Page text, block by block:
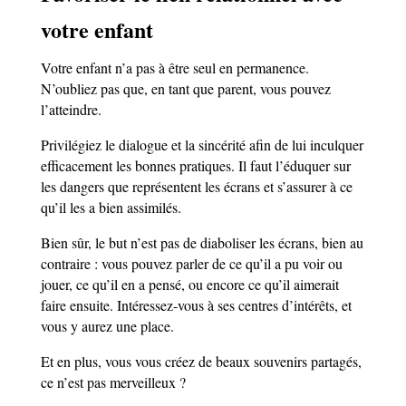
votre enfant
Votre enfant n’a pas à être seul en permanence.
N’oubliez pas que, en tant que parent, vous pouvez
l’atteindre.
Privilégiez le dialogue et la sincérité afin de lui inculquer
efficacement les bonnes pratiques. Il faut l’éduquer sur
les dangers que représentent les écrans et s’assurer à ce
qu’il les a bien assimilés.
Bien sûr, le but n’est pas de diaboliser les écrans, bien au
contraire : vous pouvez parler de ce qu’il a pu voir ou
jouer, ce qu’il en a pensé, ou encore ce qu’il aimerait
faire ensuite. Intéressez-vous à ses centres d’intérêts, et
vous y aurez une place.
Et en plus, vous vous créez de beaux souvenirs partagés,
ce n’est pas merveilleux ?